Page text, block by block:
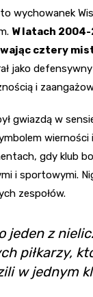
wychowanek
W latach
cztery
jako
i
gwiazdą w
wierności
gdy klub
i sportowymi.
zespołów.
jeden z
piłkarzy,
w jednym